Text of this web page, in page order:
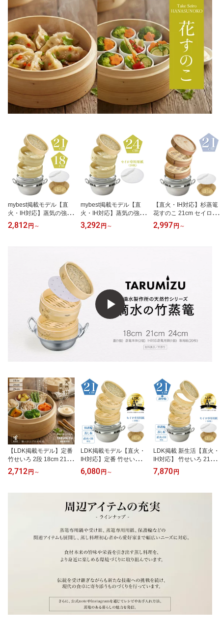
フト 贈り物 蒸籠 セイロ
滴水製作所 レビュー特典
30%OFFクーポン
段 蒸籠 蒸し 竹せいろ ギ
フト 贈り物 蒸し器 レビ
ュー特典 30%OFFクーポ
ン
贈り物 蒸し器 本格蒸し
鍋セット【レビュー特典
30%OFFクーポン】
mybest掲載モデル【直
火・IH対応】蒸気の強さ
UP！ 竹蒸篭 花すのこ 18
cm 21cm せいろ紙 蒸篭
_ 滴水製作所 【特許出願
深型 蒸篭 蒸籠 セイロ 業
務用 ギフト 贈り物 蒸し
器 レビュー特典 30%OF
2,812円 ～
mybest掲載モデル【直
火・IH対応】蒸気の強さ
UP！ 竹蒸篭 花すのこ 24
cm せいろ紙（20枚）蒸
フト 贈り物 蒸し器 レビ
ュー特典 30%OFFクーポ
ン
3,292円 ～
【直火・IH対応】杉蒸篭
花すのこ 21cm セイロ専
用用紙（30枚）_ 滴水製
作所【 特許出願中 】自
レビュー特典 30%OFFク
ーポン
2,997円 ～
【LDK掲載モデル】定番
竹せいろ 2段 18cm 21cm
24cm 蒸し器 せいろ紙
（30枚付）_滴水製作所
蒸篭 蒸籠 セイロ 蒸し料
理【品質保証★レビュー
特典 30%OFFクーポン】
2,712円 ～
LDK掲載モデル【直火・
IH対応】定番 竹せいろ 1
8cm 21cm 2段 大容量 深
型 蒸篭 蒸篭専用鍋 せい
人仕上げ 天然竹 蒸し料
理 蒸し野菜 ギフト 贈り
物 蒸し器 本格蒸し鍋セ
ット【当店リピート率 N
OFFクーポン
6,080円 ～
LDK掲載 新生活【直火・
IH対応】 竹せいろ 21cm
せいろ紙（30枚） 初心
者 本格蒸し鍋セット _ 滴
いろ 2段 受け台 蒸篭 蒸
し 蒸籠 セイロ ギフト 贈
り物 蒸し器（蒸し板+保
7,870円